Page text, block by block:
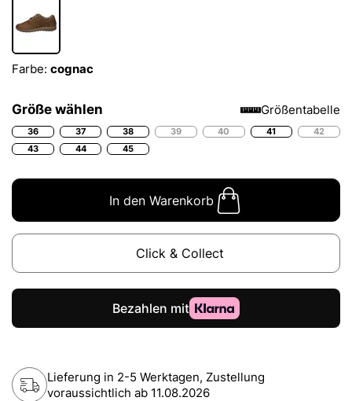
Farbe: cognac
Größe wählen Größentabelle
36 37 38 39 40 41
42
43
44 45
In den Warenkorb
Click & Collect
Lieferung in 2-5 Werktagen, Zustellung
voraussichtlich ab 11.08.2026